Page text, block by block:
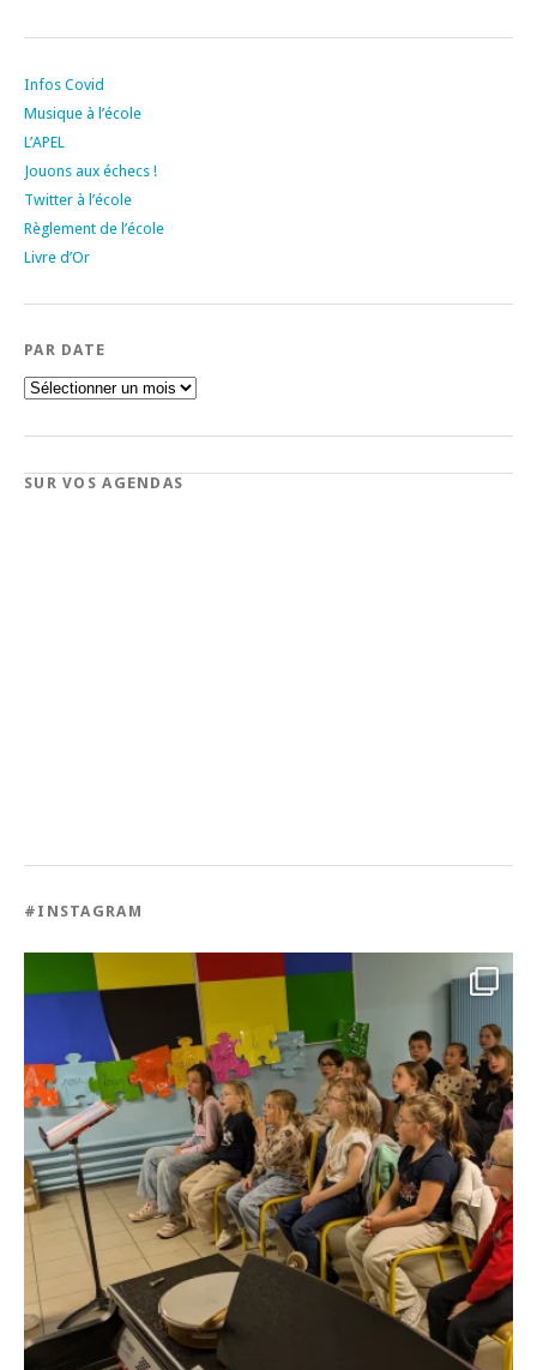
Infos Covid
Musique à l’école
L’APEL
Jouons aux échecs !
Twitter à l’école
Règlement de l’école
Livre d’Or
PAR DATE
Par
date
SUR VOS AGENDAS
#INSTAGRAM